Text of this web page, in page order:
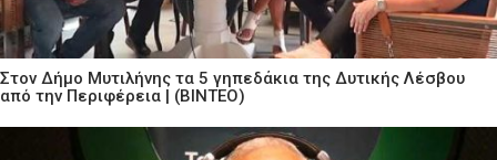
Στον Δήμο Μυτιλήνης τα 5 γηπεδάκια της Δυτικής Λέσβου
από την Περιφέρεια | (ΒΙΝΤΕΟ)